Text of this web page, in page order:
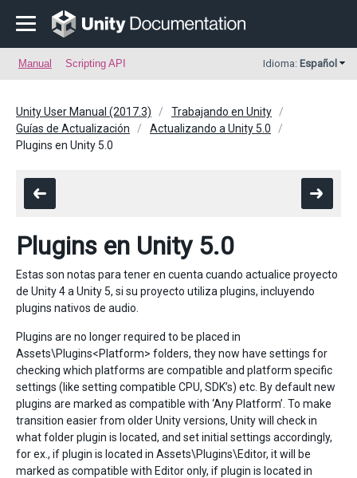
Manual Scripting API Idioma: Español
Unity User Manual (2017.3)
Trabajando en Unity
Guías de Actualización
Actualizando a Unity 5.0
Plugins en Unity 5.0
Plugins en Unity 5.0
Estas son notas para tener en cuenta cuando actualice proyecto
de Unity 4 a Unity 5, si su proyecto utiliza plugins, incluyendo
plugins nativos de audio.
Plugins are no longer required to be placed in
Assets\Plugins<Platform> folders, they now have settings for
checking which platforms are compatible and platform specific
settings (like setting compatible CPU, SDK’s) etc. By default new
plugins are marked as compatible with ‘Any Platform’. To make
transition easier from older Unity versions, Unity will check in
what folder plugin is located, and set initial settings accordingly,
for ex., if plugin is located in Assets\Plugins\Editor, it will be
marked as compatible with Editor only, if plugin is located in